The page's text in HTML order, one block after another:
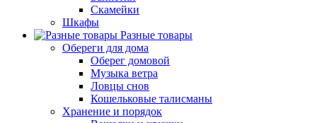
Скамейки
Шкафы
Разные товары
Обереги для дома
Оберег домовой
Музыка ветра
Ловцы снов
Кошельковые талисманы
Хранение и порядок